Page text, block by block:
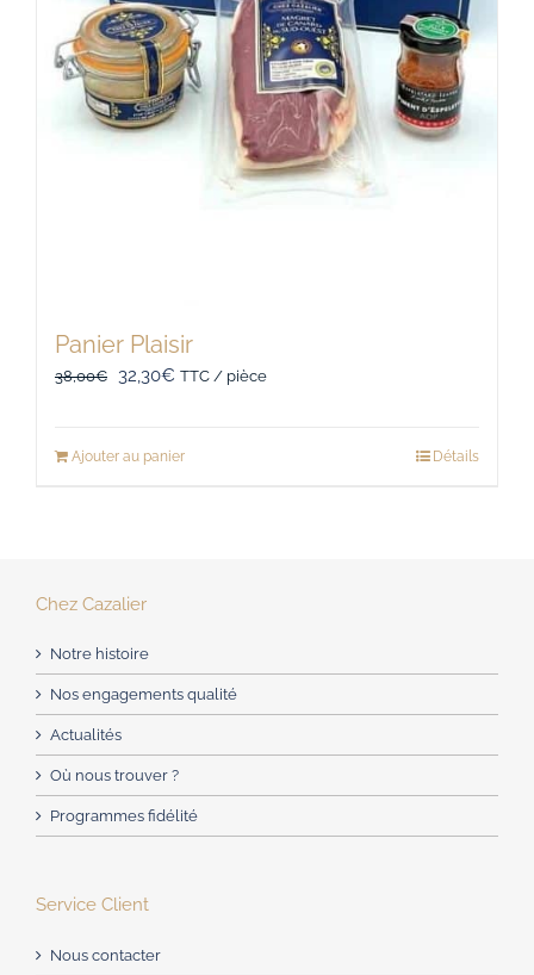
Panier Plaisir
38,00€
Le
32,30€Le
TTC / pièce
Ajouter au panier Détails
Chez Cazalier
Notre histoire
Nos engagements qualité
Actualités
Où nous trouver ?
Programmes fidélité
Service Client
Nous contacter